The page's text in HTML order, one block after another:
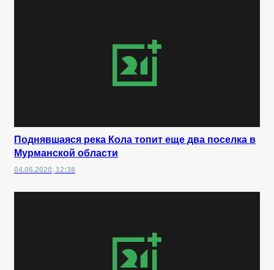
Поднявшаяся река Кола топит еще два поселка в
Мурманской области
04.06.2020, 12:38